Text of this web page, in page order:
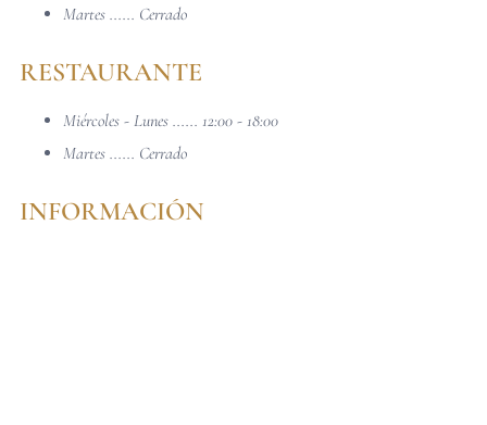
Martes ...... Cerrado
RESTAURANTE
Miércoles - Lunes ...... 12:00 - 18:00
Martes ...... Cerrado
INFORMACIÓN